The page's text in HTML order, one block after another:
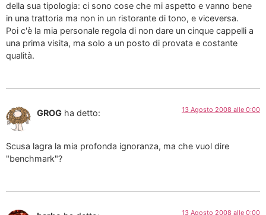
della sua tipologia: ci sono cose che mi aspetto e vanno bene
in una trattoria ma non in un ristorante di tono, e viceversa.
Poi c'è la mia personale regola di non dare un cinque cappelli a
una prima visita, ma solo a un posto di provata e costante
qualità.
GROG ha detto: 13 Agosto 2008 alle 0:00
Scusa lagra la mia profonda ignoranza, ma che vuol dire
"benchmark"?
13 Agosto 2008 alle 0:00